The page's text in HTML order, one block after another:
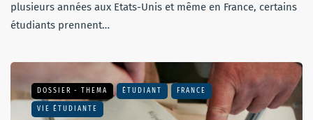
plusieurs années aux Etats-Unis et même en France, certains
étudiants prennent…
DOSSIER - THEMA ÉTUDIANT FRANCE
VIE ÉTUDIANTE